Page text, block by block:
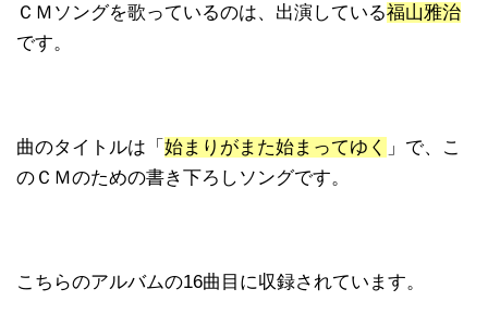
ＣＭソングを歌っているのは、出演している福山雅治
です。
曲のタイトルは「 始まりがまた始まってゆく
」で、こ
のＣＭのための書き下ろしソングです。
こちらのアルバムの16曲目に収録されています。